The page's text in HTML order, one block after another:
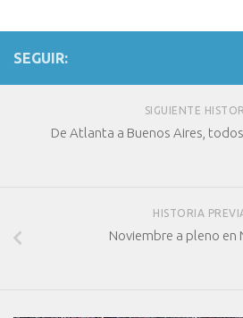
SEGUIR:
SIGUIENTE
De Atlanta a Buenos Aires,
HISTORIA
Noviembre a pleno en